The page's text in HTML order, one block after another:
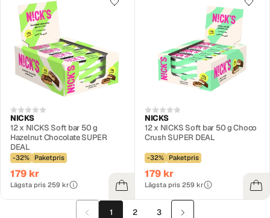
NICKS
12 x NICKS Soft bar 50 g
Hazelnut Chocolate SUPER
DEAL
-32% Paketpris
179 kr
Lägsta pris 259 kr
NICKS
12 x NICKS Soft bar 50 g Choco
Crush SUPER DEAL
-32% Paketpris
179 kr
Lägsta pris 259 kr
1 2 3